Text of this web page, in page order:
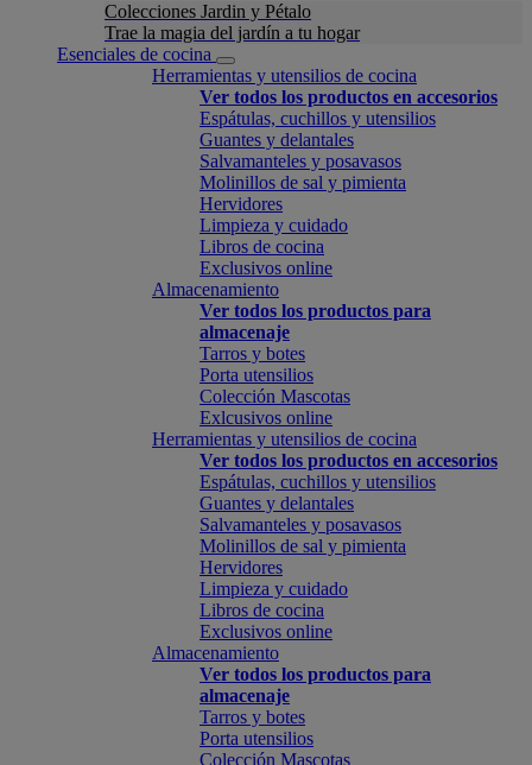
Colecciones Jardin y Pétalo
Trae la magia del jardín a tu hogar
Esenciales de cocina
Herramientas y utensilios de cocina
Ver todos los productos en accesorios
Espátulas, cuchillos y utensilios
Guantes y delantales
Salvamanteles y posavasos
Molinillos de sal y pimienta
Hervidores
Limpieza y cuidado
Libros de cocina
Exclusivos online
Almacenamiento
Ver todos los productos para
almacenaje
Tarros y botes
Porta utensilios
Colección Mascotas
Exlcusivos online
Herramientas y utensilios de cocina
Ver todos los productos en accesorios
Espátulas, cuchillos y utensilios
Guantes y delantales
Salvamanteles y posavasos
Molinillos de sal y pimienta
Hervidores
Limpieza y cuidado
Libros de cocina
Exclusivos online
Almacenamiento
Ver todos los productos para
almacenaje
Tarros y botes
Porta utensilios
Colección Mascotas